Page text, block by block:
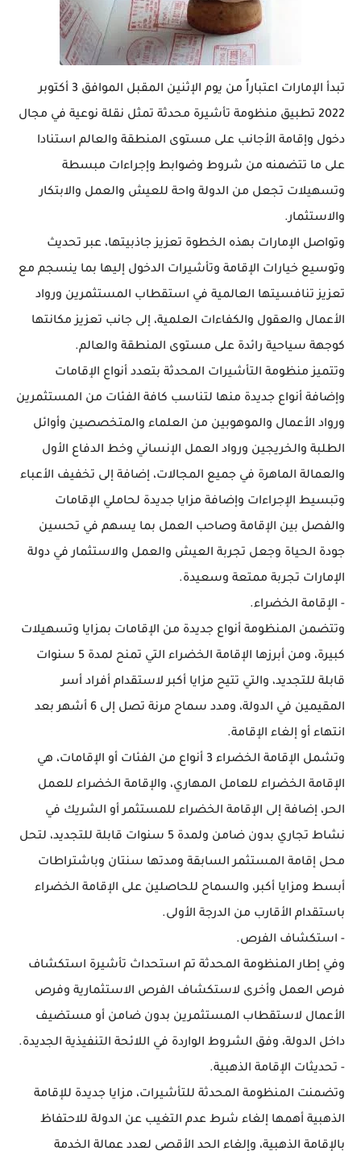
تبدأ الإمارات اعتباراً من يوم الإثنين المقبل الموافق 3 أكتوبر
2022 تطبيق منظومة تأشيرة محدثة تمثل نقلة نوعية في مجال
دخول وإقامة الأجانب على مستوى المنطقة والعالم استنادا
على ما تتضمنه من شروط وضوابط وإجراءات مبسطة
وتسهيلات تجعل من الدولة واحة للعيش والعمل والابتكار
والاستثمار.
وتواصل الإمارات بهذه الخطوة تعزيز جاذبيتها، عبر تحديث
وتوسيع خيارات الإقامة وتأشيرات الدخول إليها بما ينسجم مع
تعزيز تنافسيتها العالمية في استقطاب المستثمرين ورواد
الأعمال والعقول والكفاءات العلمية، إلى جانب تعزيز مكانتها
كوجهة سياحية رائدة على مستوى المنطقة والعالم.
وتتميز منظومة التأشيرات المحدثة بتعدد أنواع الإقامات
وإضافة أنواع جديدة منها لتناسب كافة الفئات من المستثمرين
ورواد الأعمال والموهوبين من العلماء والمتخصصين وأوائل
الطلبة والخريجين ورواد العمل الإنساني وخط الدفاع الأول
والعمالة الماهرة في جميع المجالات، إضافة إلى تخفيف الأعباء
وتبسيط الإجراءات وإضافة مزايا جديدة لحاملي الإقامات
والفصل بين الإقامة وصاحب العمل بما يسهم في تحسين
جودة الحياة وجعل تجربة العيش والعمل والاستثمار في دولة
الإمارات تجربة ممتعة وسعيدة.
- الإقامة الخضراء.
وتتضمن المنظومة أنواع جديدة من الإقامات بمزايا وتسهيلات
كبيرة، ومن أبرزها الإقامة الخضراء التي تمنح لمدة 5 سنوات
قابلة للتجديد، والتي تتيح مزايا أكبر لاستقدام أفراد أسر
المقيمين في الدولة، ومدد سماح مرنة تصل إلى 6 أشهر بعد
انتهاء أو إلغاء الإقامة.
وتشمل الإقامة الخضراء 3 أنواع من الفئات أو الإقامات، هي
الإقامة الخضراء للعامل المهاري، والإقامة الخضراء للعمل
الحر، إضافة إلى الإقامة الخضراء للمستثمر أو الشريك في
نشاط تجاري بدون ضامن ولمدة 5 سنوات قابلة للتجديد، لتحل
محل إقامة المستثمر السابقة ومدتها سنتان وباشتراطات
أبسط ومزايا أكبر، والسماح للحاصلين على الإقامة الخضراء
باستقدام الأقارب من الدرجة الأولى.
- استكشاف الفرص.
وفي إطار المنظومة المحدثة تم استحداث تأشيرة استكشاف
فرص العمل وأخرى لاستكشاف الفرص الاستثمارية وفرص
الأعمال لاستقطاب المستثمرين بدون ضامن أو مستضيف
داخل الدولة، وفق الشروط الواردة في اللائحة التنفيذية الجديدة.
- تحديثات الإقامة الذهبية.
وتضمنت المنظومة المحدثة للتأشيرات، مزايا جديدة للإقامة
الذهبية أهمها إلغاء شرط عدم التغيب عن الدولة للاحتفاظ
بالإقامة الذهبية، وإلغاء الحد الأقصى لعدد عمالة الخدمة